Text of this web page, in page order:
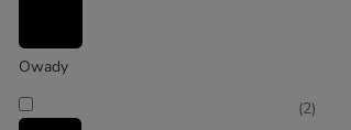
Owady
(2)